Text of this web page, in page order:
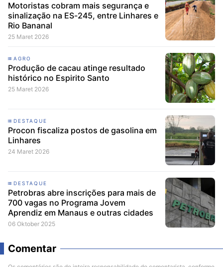
Motoristas cobram mais segurança e
sinalização na ES-245, entre Linhares e
Rio Bananal
25 Maret 2026
AGRO
Produção de cacau atinge resultado
histórico no Espirito Santo
25 Maret 2026
DESTAQUE
Procon fiscaliza postos de gasolina em
Linhares
24 Maret 2026
DESTAQUE
Petrobras abre inscrições para mais de
700 vagas no Programa Jovem
Aprendiz em Manaus e outras cidades
06 Oktober 2025
Comentar